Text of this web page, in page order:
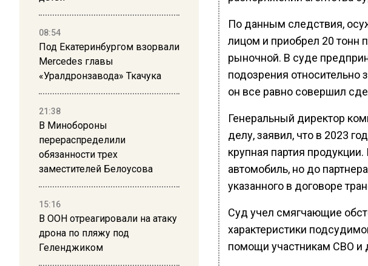
08:54
Под Екатеринбургом взорвали
Mercedes главы
«Уралдронзавода» Ткачука
21:38
В Минобороны
перераспределили
обязанности трех
заместителей Белоусова
15:16
В ООН отреагировали на атаку
дрона по пляжу под
Геленджиком
По данным следствия,
лицом и приобрел 20 тонн
рыночной. В суде
подозрения относительно
он все равно совершил
Генеральный директор
делу, заявил, что в 2023
крупная партия
автомобиль, но до
указанного в договоре
Суд учел смягчающие
характеристики
помощи участникам СВО и